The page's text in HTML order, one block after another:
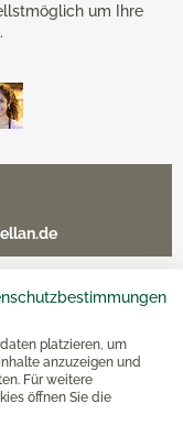
platzieren, um
anzuzeigen und
Für weitere
öffnen Sie die
um Ihre